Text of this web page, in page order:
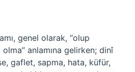
genel olarak, “olup
anlamına gelirken; dinî
gaflet, sapma, hata, küfür,